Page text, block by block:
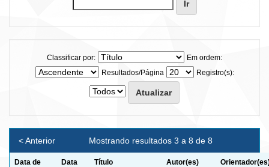
Classificar por:
Em ordem:
Resultados/Página
Registro(s):
Mostrando resultados 3 a 8 de 8
< Anterior
Data de
Data
Título Autor(es)